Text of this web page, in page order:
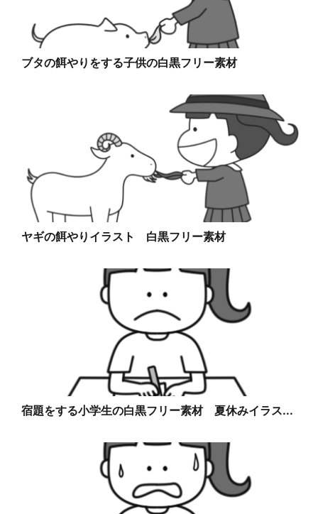
ブタの餌やりをする子供の白黒フリー素材
ヤギの餌やりイラスト 白黒フリー素材
宿題をする小学生の白黒フリー素材 夏休みイラス...